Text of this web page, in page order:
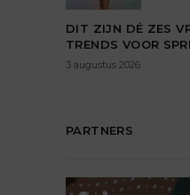
DIT ZIJN DÉ ZES
TRENDS VOOR
3 augustus 2026
PARTNERS